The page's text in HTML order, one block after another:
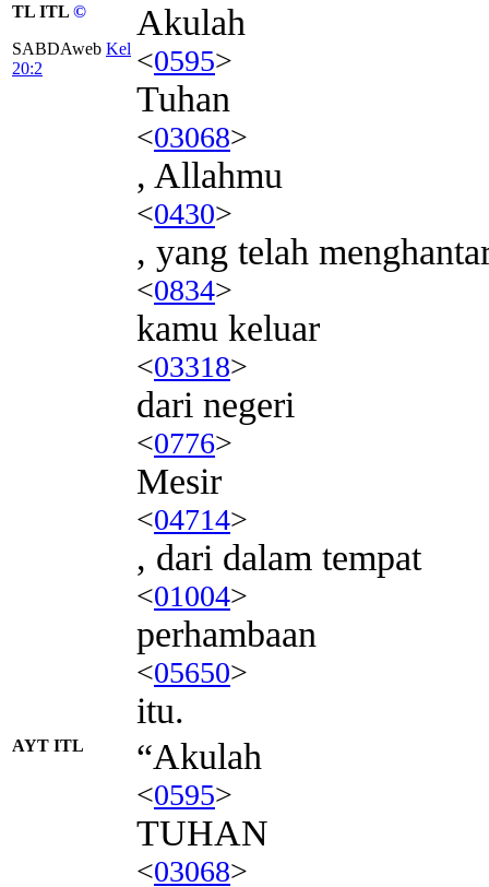
TL ITL ©
SABDAweb Kel
20:2
Akulah
<0595>
Tuhan
<03068>
, Allahmu
<0430>
, yang telah
<0834>
kamu keluar
<03318>
dari negeri
<0776>
Mesir
<04714>
, dari dalam tempat
<01004>
perhambaan
<05650>
itu.
AYT ITL “Akulah
<0595>
TUHAN
<03068>